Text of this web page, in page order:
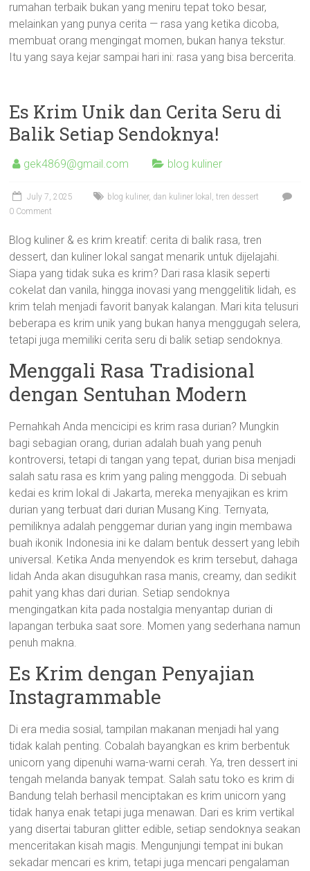
rumahan terbaik bukan yang meniru tepat toko besar,
melainkan yang punya cerita — rasa yang ketika dicoba,
membuat orang mengingat momen, bukan hanya tekstur.
Itu yang saya kejar sampai hari ini: rasa yang bisa bercerita.
Es Krim Unik dan Cerita Seru di
Balik Setiap Sendoknya!
gek4869@gmail.com blog kuliner
July 7, 2025 blog kuliner, dan kuliner lokal ,tren dessert
0 Comment
Blog kuliner & es krim kreatif: cerita di balik rasa, tren
dessert, dan kuliner lokal sangat menarik untuk dijelajahi.
Siapa yang tidak suka es krim? Dari rasa klasik seperti
cokelat dan vanila, hingga inovasi yang menggelitik lidah, es
krim telah menjadi favorit banyak kalangan. Mari kita telusuri
beberapa es krim unik yang bukan hanya menggugah selera,
tetapi juga memiliki cerita seru di balik setiap sendoknya.
Menggali Rasa Tradisional
dengan Sentuhan Modern
Pernahkah Anda mencicipi es krim rasa durian? Mungkin
bagi sebagian orang, durian adalah buah yang penuh
kontroversi, tetapi di tangan yang tepat, durian bisa menjadi
salah satu rasa es krim yang paling menggoda. Di sebuah
kedai es krim lokal di Jakarta, mereka menyajikan es krim
durian yang terbuat dari durian Musang King. Ternyata,
pemiliknya adalah penggemar durian yang ingin membawa
buah ikonik Indonesia ini ke dalam bentuk dessert yang lebih
universal. Ketika Anda menyendok es krim tersebut, dahaga
lidah Anda akan disuguhkan rasa manis, creamy, dan sedikit
pahit yang khas dari durian. Setiap sendoknya
mengingatkan kita pada nostalgia menyantap durian di
lapangan terbuka saat sore. Momen yang sederhana namun
penuh makna.
Es Krim dengan Penyajian
Instagrammable
Di era media sosial, tampilan makanan menjadi hal yang
tidak kalah penting. Cobalah bayangkan es krim berbentuk
unicorn yang dipenuhi warna-warni cerah. Ya, tren dessert ini
tengah melanda banyak tempat. Salah satu toko es krim di
Bandung telah berhasil menciptakan es krim unicorn yang
tidak hanya enak tetapi juga menawan. Dari es krim vertikal
yang disertai taburan glitter edible, setiap sendoknya seakan
menceritakan kisah magis. Mengunjungi tempat ini bukan
sekadar mencari es krim, tetapi juga mencari pengalaman